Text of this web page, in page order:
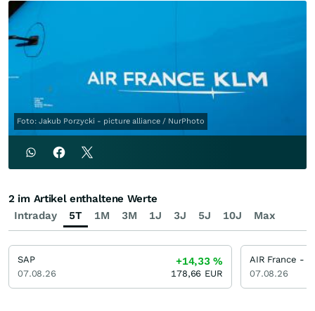
Foto: Jakub Porzycki - picture alliance / NurPhoto
Intraday 5T 1M 3M 1J 3J 5J 10J Max
2 im Artikel enthaltene Werte
SAP
07.08.26
+14,33%
178,66 EUR
AIR France -
07.08.26